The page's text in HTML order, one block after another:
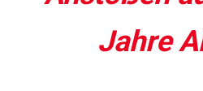
Jahre